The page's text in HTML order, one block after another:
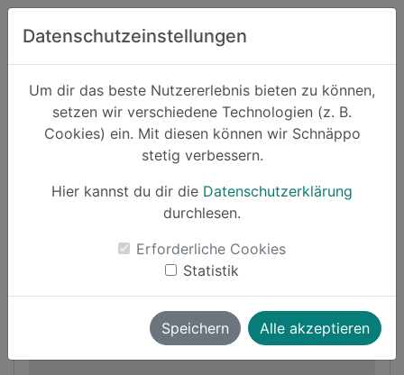
Zum Hauptinhalt springen
Datenschutzeinstellungen
Um dir das beste Nutzererlebnis bieten zu können,
setzen wir verschiedene Technologien (z. B.
Cookies) ein. Mit diesen können wir Schnäppo
stetig verbessern.
Hier kannst du dir die Datenschutzerklärung
durchlesen.
Erforderliche Cookies
Statistik
Speichern Alle akzeptieren
Suchen
Schnäppchen Haushalt und Garten
Cashback